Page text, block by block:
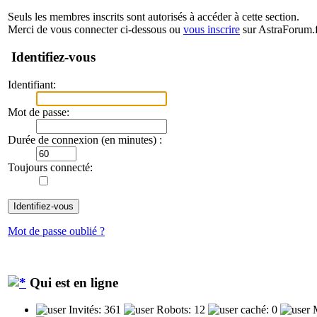
Seuls les membres inscrits sont autorisés à accéder à cette section.
Merci de vous connecter ci-dessous ou vous inscrire sur
Identifiez-vous
Identifiant:
Mot de passe:
Durée de connexion (en minutes) :
Toujours connecté:
Mot de passe oublié ?
Qui est en ligne
Invités: 361 Robots: 12 caché: 0